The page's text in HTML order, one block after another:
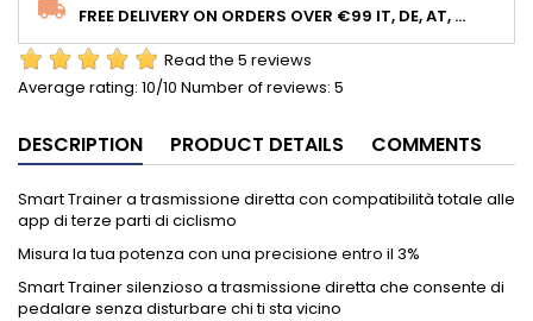
FREE DELIVERY ON ORDERS OVER €99 IT, DE, AT, ...
Read the 5 reviews
Average rating: 10/10 Number of reviews: 5
DESCRIPTION PRODUCT DETAILS COMMENTS
Smart Trainer a trasmissione diretta con compatibilità totale alle
app di terze parti di ciclismo
Misura la tua potenza con una precisione entro il 3%
Smart Trainer silenzioso a trasmissione diretta che consente di
pedalare senza disturbare chi ti sta vicino